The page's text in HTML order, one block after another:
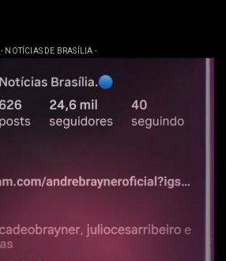
- NOTÍCIAS DE BRASÍLIA -